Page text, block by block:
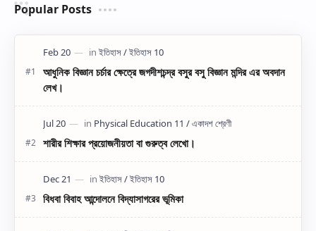
Popular Posts
আধুনিক বিজ্ঞান চর্চার ক্ষেত্রে জগদীশচন্দ্র বসুর বসু বিজ্ঞান মন্দির এর অবদান
লেখ।
শারীর শিক্ষার প্রয়োজনীয়তা বা গুরুত্ব লেখো।
বিধবা বিবাহ আন্দোলনে বিদ্যাসাগরের ভূমিকা